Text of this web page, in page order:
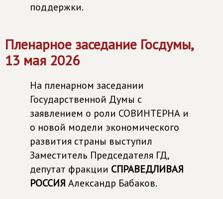
поддержки.
Пленарное заседание Госдумы,
13 мая 2026
На пленарном заседании
Государственной Думы с
заявлением о роли СОВИНТЕРНА и
о новой модели экономического
развития страны выступил
Заместитель Председателя ГД,
депутат фракции СПРАВЕДЛИВАЯ
РОССИЯ Александр Бабаков.